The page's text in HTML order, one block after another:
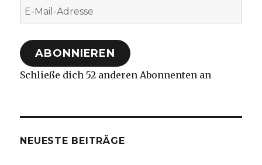
E-
Mail-
Adresse
ABONNIEREN
Schließe dich 52 anderen Abonnenten an
NEUESTE BEITRÄGE